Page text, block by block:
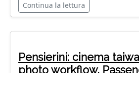
Continua la lettura
Pensierini: cinema
photo workflow,